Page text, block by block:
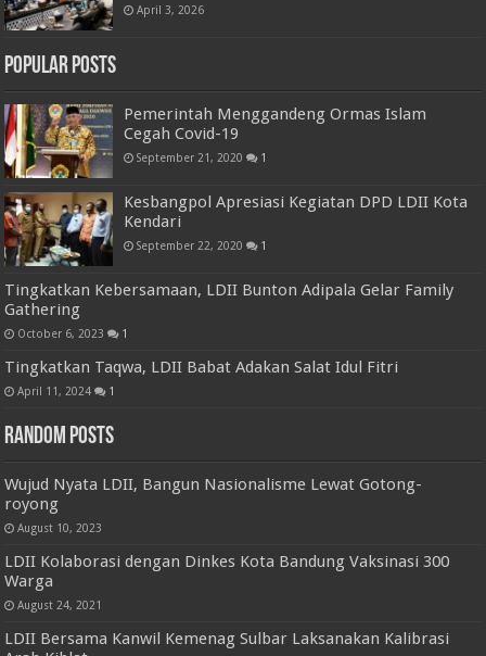
April 3, 2026
Popular Posts
Pemerintah Menggandeng Ormas Islam
Cegah Covid-19
September 21, 2020 1
Kesbangpol Apresiasi Kegiatan DPD LDII Kota
Kendari
September 22, 2020 1
Tingkatkan Kebersamaan, LDII Bunton Adipala Gelar Family
Gathering
October 6, 2023 1
Tingkatkan Taqwa, LDII Babat Adakan Salat Idul Fitri
April 11, 2024 1
Random Posts
Wujud Nyata LDII, Bangun Nasionalisme Lewat Gotong-
royong
August 10, 2023
LDII Kolaborasi dengan Dinkes Kota Bandung Vaksinasi 300
Warga
August 24, 2021
LDII Bersama Kanwil Kemenag Sulbar Laksanakan Kalibrasi